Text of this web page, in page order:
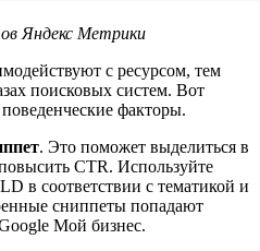
Яндекс Метрики
с ресурсом, тем
поисковых систем. Вот
факторы.
. Это поможет выделиться в
CTR. Используйте
в соответствии с тематикой и
сниппеты попадают
Мой бизнес.